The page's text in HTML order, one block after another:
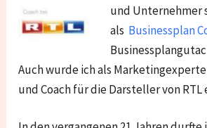
und Unternehmer
als Businessplan
Auch wurde ich als Marketingexperte
und Coach für die Darsteller von